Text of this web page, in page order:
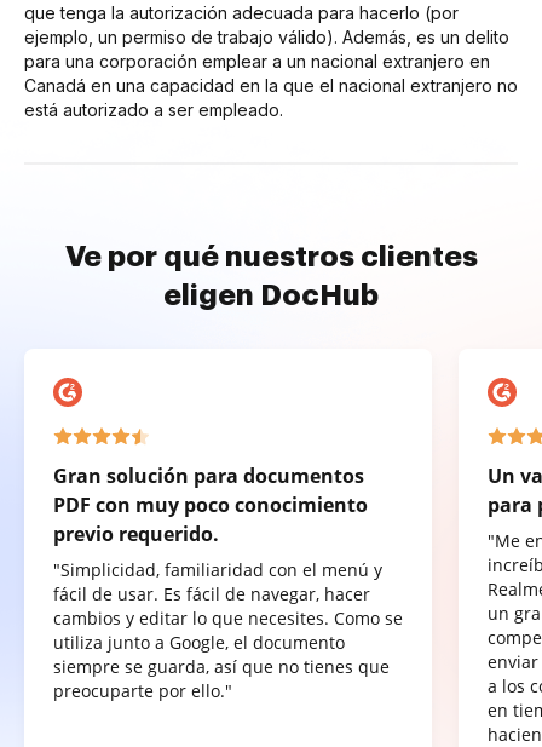
que tenga la autorización adecuada para hacerlo (por
ejemplo, un permiso de trabajo válido). Además, es un delito
para una corporación emplear a un nacional extranjero en
Canadá en una capacidad en la que el nacional extranjero no
está autorizado a ser empleado.
Ve por qué nuestros clientes
eligen DocHub
Gran solución para documentos
PDF con muy poco conocimiento
previo requerido.
"Simplicidad, familiaridad con el menú y
fácil de usar. Es fácil de navegar, hacer
cambios y editar lo que necesites. Como se
utiliza junto a Google, el documento
siempre se guarda, así que no tienes que
preocuparte por ello."
Un
para
"Me
un
a los
en